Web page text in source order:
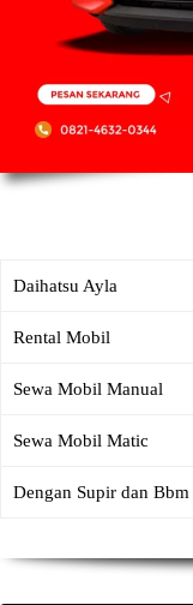
Daihatsu Ayla
Rental Mobil
Sewa Mobil Manual
Sewa Mobil Matic
Dengan Supir dan Bbm